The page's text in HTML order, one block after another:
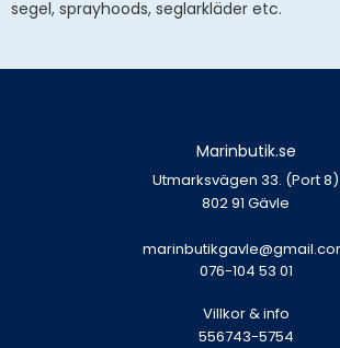
segel, sprayhoods, seglarkläder etc.
Marinbutik.se
Utmarksvägen 33. (Port 8)
802 91 Gävle
076-104 53 01
Villkor & info
556743-5754